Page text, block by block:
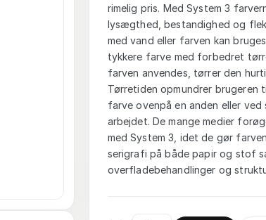
rimelig pris. Med System 3
lysægthed, bestandighed og
med vand eller farven kan
tykkere farve med forbedret
farven anvendes, tørrer den
Tørretiden opmundrer
farve ovenpå en anden eller
arbejdet. De mange medier
med System 3, idet de gør
serigrafi på både papir og stof
overfladebehandlinger og